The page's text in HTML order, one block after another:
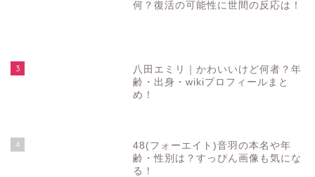
何？復活の可能性に世間の反応は！
3
八田エミリ｜かわいいけど何者？年
齢・出身・wikiプロフィールまと
め！
4
48(フォーエイト)音羽の本名や年
齢・性別は？すっぴん画像も気にな
る！